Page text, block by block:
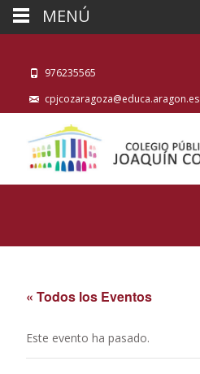
976235565
cpjcozaragoza@educa.aragon.es
« Todos los Eventos
Este evento ha pasado.
MENÚ